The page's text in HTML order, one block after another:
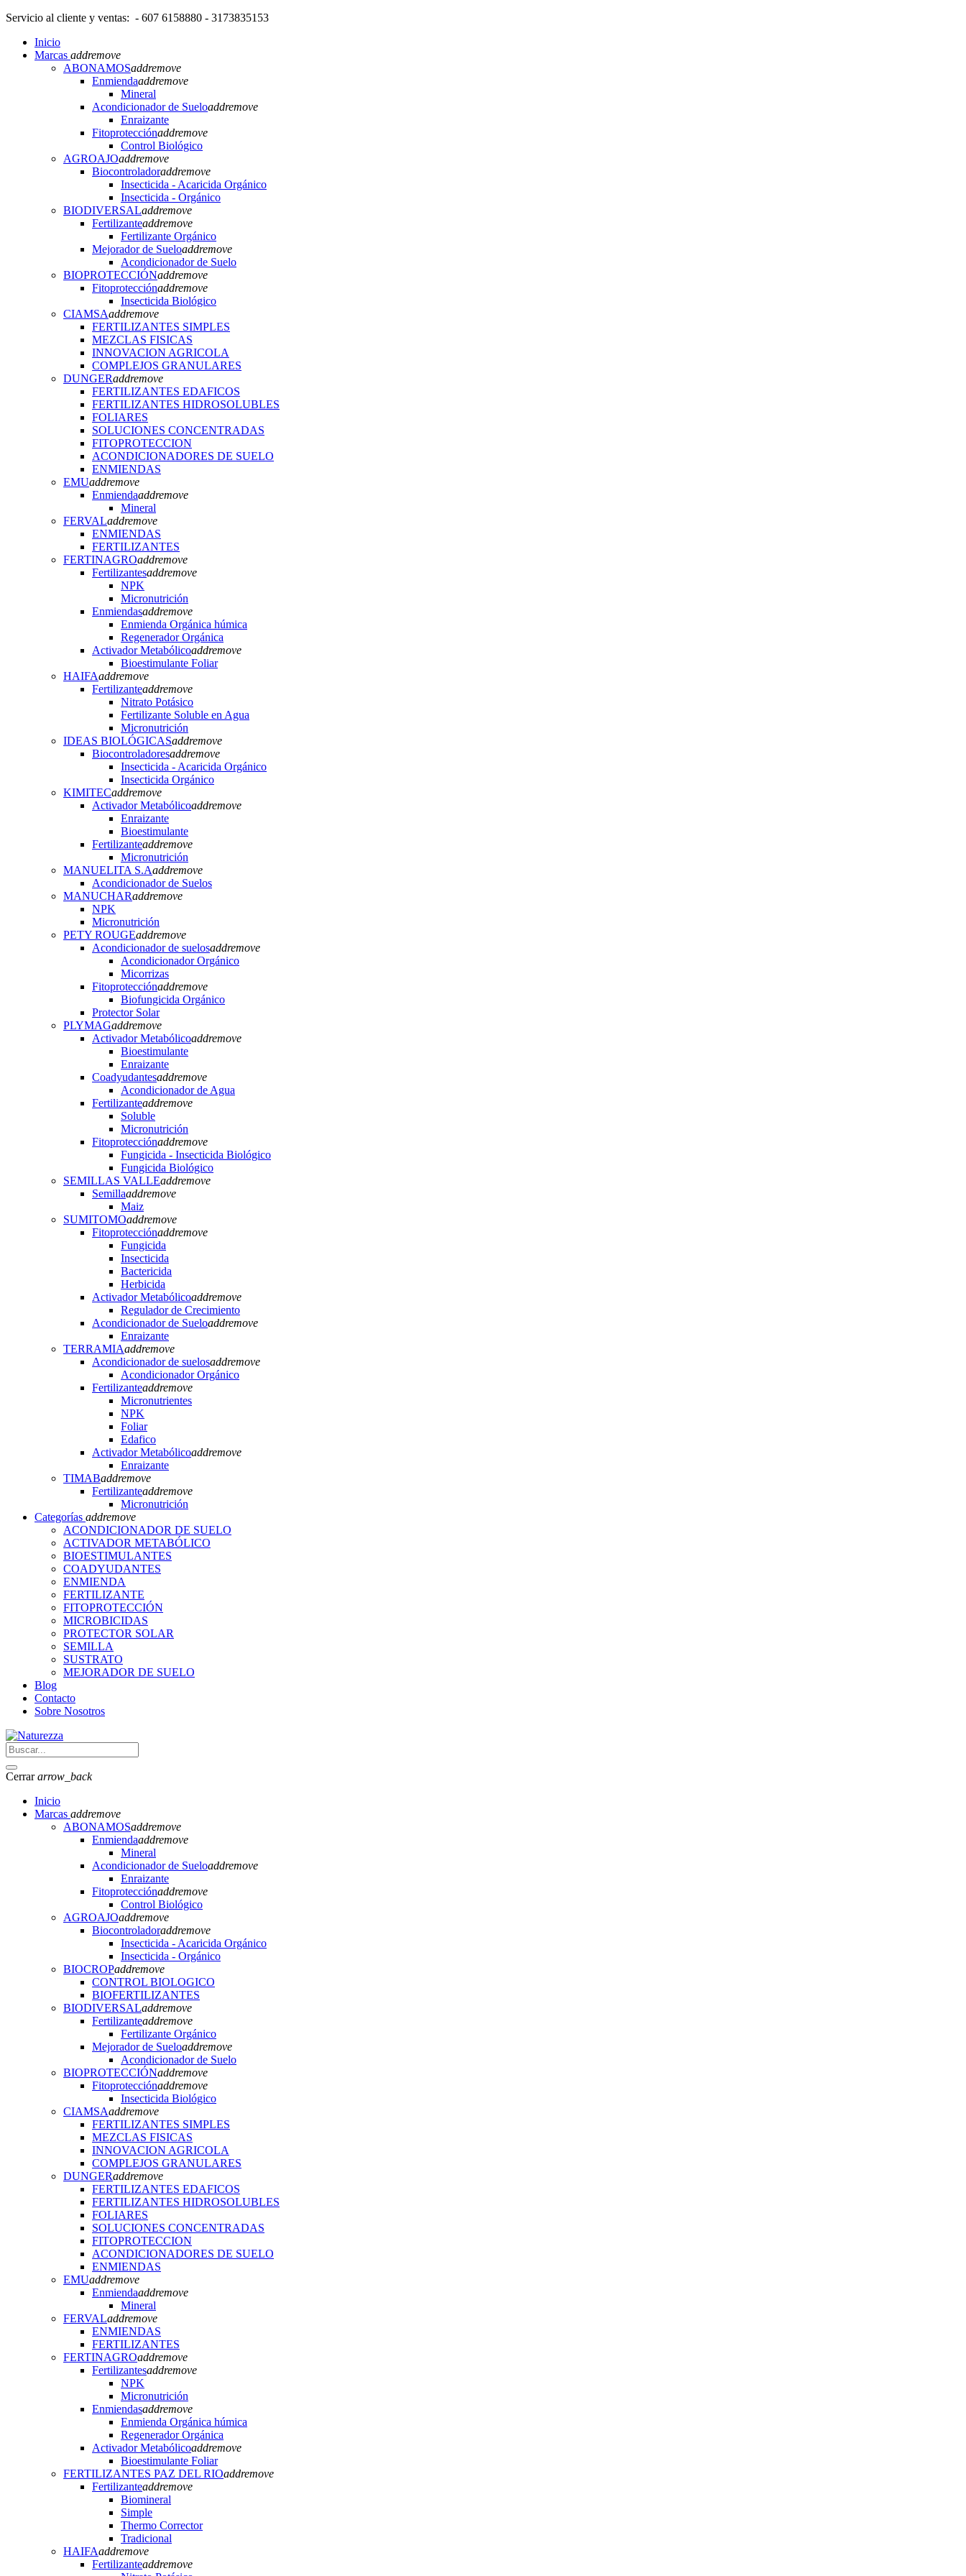
Servicio al cliente y ventas: - 607 6158880 - 3173835153
Inicio
Marcas addremove
ABONAMOSaddremove
Enmiendaaddremove
Mineral
Acondicionador de Sueloaddremove
Enraizante
Fitoprotecciónaddremove
Control Biológico
AGROAJOaddremove
Biocontroladoraddremove
Insecticida - Acaricida Orgánico
Insecticida - Orgánico
BIODIVERSALaddremove
Fertilizanteaddremove
Fertilizante Orgánico
Mejorador de Sueloaddremove
Acondicionador de Suelo
BIOPROTECCIÓNaddremove
Fitoprotecciónaddremove
Insecticida Biológico
CIAMSAaddremove
FERTILIZANTES SIMPLES
MEZCLAS FISICAS
INNOVACION AGRICOLA
COMPLEJOS GRANULARES
DUNGERaddremove
FERTILIZANTES EDAFICOS
FERTILIZANTES HIDROSOLUBLES
FOLIARES
SOLUCIONES CONCENTRADAS
FITOPROTECCION
ACONDICIONADORES DE SUELO
ENMIENDAS
EMUaddremove
Enmiendaaddremove
Mineral
FERVALaddremove
ENMIENDAS
FERTILIZANTES
FERTINAGROaddremove
Fertilizantesaddremove
NPK
Micronutrición
Enmiendasaddremove
Enmienda Orgánica húmica
Regenerador Orgánica
Activador Metabólicoaddremove
Bioestimulante Foliar
HAIFAaddremove
Fertilizanteaddremove
Nitrato Potásico
Fertilizante Soluble en Agua
Micronutrición
IDEAS BIOLÓGICASaddremove
Biocontroladoresaddremove
Insecticida - Acaricida Orgánico
Insecticida Orgánico
KIMITECaddremove
Activador Metabólicoaddremove
Enraizante
Bioestimulante
Fertilizanteaddremove
Micronutrición
MANUELITA S.Aaddremove
Acondicionador de Suelos
MANUCHARaddremove
NPK
Micronutrición
PETY ROUGEaddremove
Acondicionador de suelosaddremove
Acondicionador Orgánico
Micorrizas
Fitoprotecciónaddremove
Biofungicida Orgánico
Protector Solar
PLYMAGaddremove
Activador Metabólicoaddremove
Bioestimulante
Enraizante
Coadyudantesaddremove
Acondicionador de Agua
Fertilizanteaddremove
Soluble
Micronutrición
Fitoprotecciónaddremove
Fungicida - Insecticida Biológico
Fungicida Biológico
SEMILLAS VALLEaddremove
Semillaaddremove
Maiz
SUMITOMOaddremove
Fitoprotecciónaddremove
Fungicida
Insecticida
Bactericida
Herbicida
Activador Metabólicoaddremove
Regulador de Crecimiento
Acondicionador de Sueloaddremove
Enraizante
TERRAMIAaddremove
Acondicionador de suelosaddremove
Acondicionador Orgánico
Fertilizanteaddremove
Micronutrientes
NPK
Foliar
Edafico
Activador Metabólicoaddremove
Enraizante
TIMABaddremove
Fertilizanteaddremove
Micronutrición
Categorías addremove
ACONDICIONADOR DE SUELO
ACTIVADOR METABÓLICO
BIOESTIMULANTES
COADYUDANTES
ENMIENDA
FERTILIZANTE
FITOPROTECCIÓN
MICROBICIDAS
PROTECTOR SOLAR
SEMILLA
SUSTRATO
MEJORADOR DE SUELO
Blog
Contacto
Sobre Nosotros
Cerrararrow_back
Inicio
Marcas addremove
ABONAMOSaddremove
Enmiendaaddremove
Mineral
Acondicionador de Sueloaddremove
Enraizante
Fitoprotecciónaddremove
Control Biológico
AGROAJOaddremove
Biocontroladoraddremove
Insecticida - Acaricida Orgánico
Insecticida - Orgánico
BIOCROPaddremove
CONTROL BIOLOGICO
BIOFERTILIZANTES
BIODIVERSALaddremove
Fertilizanteaddremove
Fertilizante Orgánico
Mejorador de Sueloaddremove
Acondicionador de Suelo
BIOPROTECCIÓNaddremove
Fitoprotecciónaddremove
Insecticida Biológico
CIAMSAaddremove
FERTILIZANTES SIMPLES
MEZCLAS FISICAS
INNOVACION AGRICOLA
COMPLEJOS GRANULARES
DUNGERaddremove
FERTILIZANTES EDAFICOS
FERTILIZANTES HIDROSOLUBLES
FOLIARES
SOLUCIONES CONCENTRADAS
FITOPROTECCION
ACONDICIONADORES DE SUELO
ENMIENDAS
EMUaddremove
Enmiendaaddremove
Mineral
FERVALaddremove
ENMIENDAS
FERTILIZANTES
FERTINAGROaddremove
Fertilizantesaddremove
NPK
Micronutrición
Enmiendasaddremove
Enmienda Orgánica húmica
Regenerador Orgánica
Activador Metabólicoaddremove
Bioestimulante Foliar
FERTILIZANTES PAZ DEL RIOaddremove
Fertilizanteaddremove
Biomineral
Simple
Thermo Corrector
Tradicional
HAIFAaddremove
Fertilizanteaddremove